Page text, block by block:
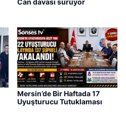
Can davası sürüyor
Mersin’de Bir Haftada 17
Uyuşturucu Tutuklaması